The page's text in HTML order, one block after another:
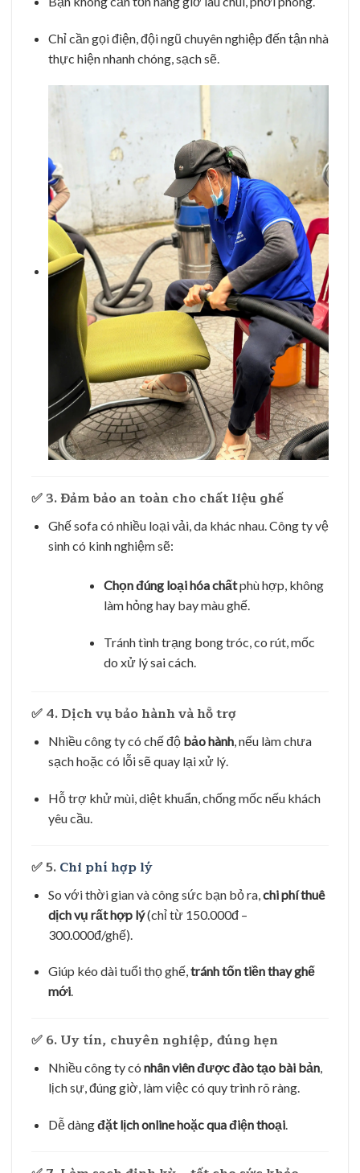
Chỉ cần gọi điện, đội ngũ chuyên nghiệp đến tận nhà
thực hiện nhanh chóng, sạch sẽ.
✅ 3.Đảm bảo an toàn cho chất liệu ghế
Ghế sofa có nhiều loại vải, da khác nhau. Công ty vệ
sinh có kinh nghiệm sẽ:
Chọn đúng loại hóa chấtphù hợp, không
làm hỏng hay bay màu ghế.
Tránh tình trạng bong tróc, co rút, mốc
do xử lý sai cách.
✅ 4.Dịch vụ bảo hành và hỗ trợ
Nhiều công ty có chế độ bảo hành, nếu làm chưa
sạch hoặc có lỗi sẽ quay lại xử lý.
Hỗ trợ khử mùi, diệt khuẩn, chống mốc nếu khách
yêu cầu.
✅ 5.Chi phí hợp lý
So với thời gian và công sức bạn bỏ ra, chi phí thuê
dịch vụ rất hợp lý(chỉ từ 150.000đ –
300.000đ/ghế).
Giúp kéo dài tuổi thọ ghế,tránh tốn tiền thay ghế
mới.
✅ 6.Uy tín, chuyên nghiệp, đúng hẹn
Nhiều công ty có nhân viên được đào tạo bài bản,
lịch sự, đúng giờ, làm việc có quy trình rõ ràng.
Dễ dàngđặt lịch online hoặc qua điện thoại.